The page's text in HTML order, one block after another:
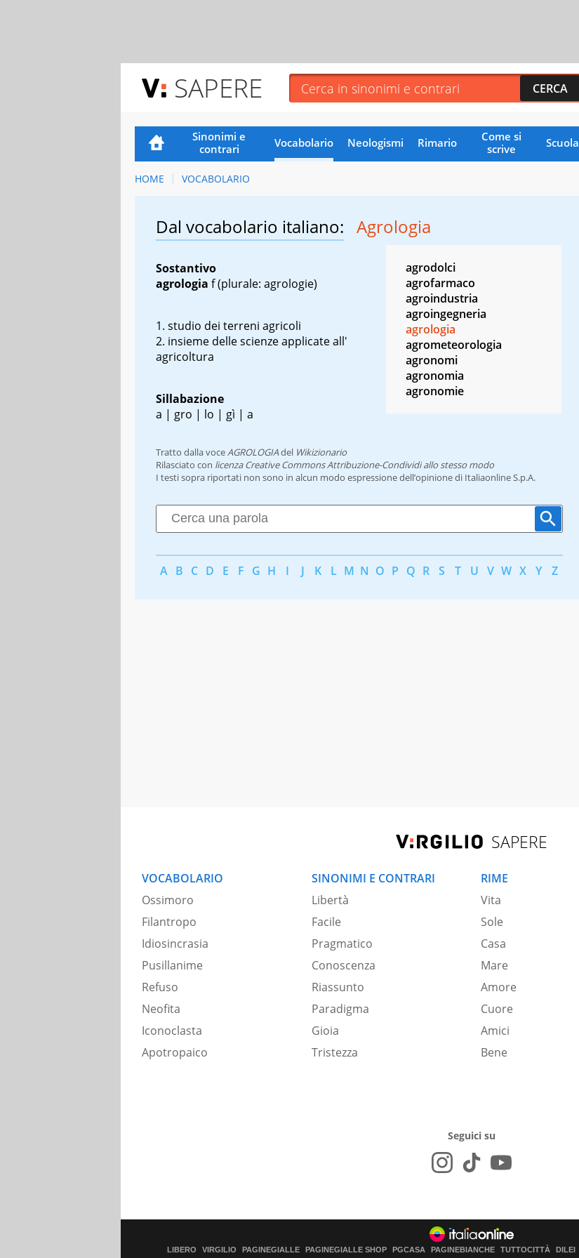
SAPERE
Sinonimi e
contrari
Vocabolario Neologismi Rimario
Come si
scrive
Scuola
HOME VOCABOLARIO
Dal vocabolario italiano: Agrologia
Sostantivo
agrologia f(plurale: agrologie)
studio dei terreni agricoli
insieme delle scienze applicate all'
agricoltura
Sillabazione
a | gro | lo | gì | a
agrodolci
agrofarmaco
agroindustria
agroingegneria
agrologia
agrometeorologia
agronomi
agronomia
agronomie
Tratto dalla voce AGROLOGIAdel Wikizionario
Rilasciato con licenza Creative Commons Attribuzione-Condividi allo stesso modo
I testi sopra riportati non sono in alcun modo espressione dell’opinione di Italiaonline S.p.A.
A B C D E F G H I J K L M N O P Q R S T U V W X Y Z
SAPERE
VOCABOLARIO
Ossimoro
Filantropo
Idiosincrasia
Pusillanime
Refuso
Neofita
Iconoclasta
Apotropaico
SINONIMI E CONTRARI
Libertà
Facile
Pragmatico
Conoscenza
Riassunto
Paradigma
Gioia
Tristezza
RIME
Vita
Sole
Casa
Mare
Amore
Cuore
Amici
Bene
Seguici su
LIBERO VIRGILIO PAGINEGIALLE PAGINEGIALLE SHOP PGCASA PAGINEBIANCHE TUTTOCITTÀ DILEI